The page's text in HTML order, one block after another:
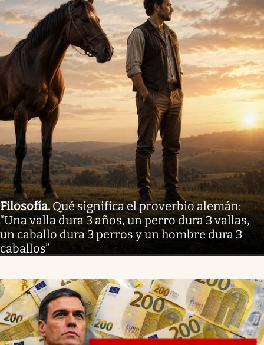
Filosofía.Qué significa el proverbio alemán:
“Una valla dura 3 años, un perro dura 3 vallas,
un caballo dura 3 perros y un hombre dura 3
caballos”